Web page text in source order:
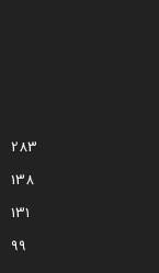
283
138
131
99